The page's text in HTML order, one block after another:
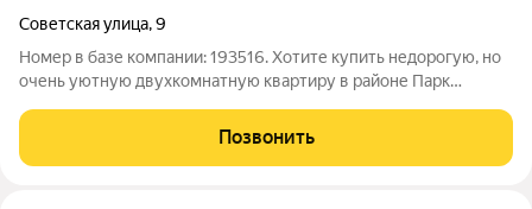
Советская улица,9
Номер в базе компании: 193516. Хотите купить недорогую, но
очень уютную двухкомнатную квартиру в районе Парк
квадратных метров. Объект расположен на этаже этажного
кирпичного дома. К
Позвонить